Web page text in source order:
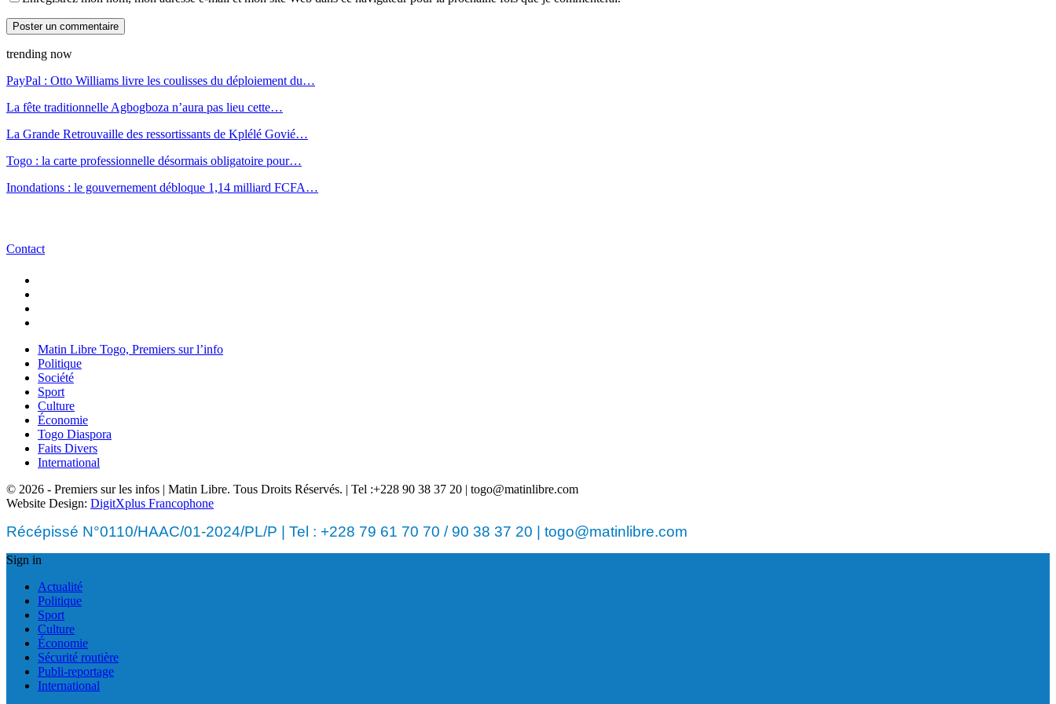
trending now
PayPal : Otto Williams livre les coulisses du déploiement du…
La fête traditionnelle Agbogboza n’aura pas lieu cette…
La Grande Retrouvaille des ressortissants de Kplélé Govié…
Togo : la carte professionnelle désormais obligatoire pour…
Inondations : le gouvernement débloque 1,14 milliard FCFA…
Contact
Matin Libre Togo, Premiers sur l’info
Politique
Société
Sport
Culture
Économie
Togo Diaspora
Faits Divers
International
© 2026 - Premiers sur les infos | Matin Libre. Tous Droits Réservés. | Tel :+228 90 38 37 20 | togo@matinlibre.com
Website Design: DigitXplus Francophone
Récépissé N°0110/HAAC/01-2024/PL/P | Tel : +228 79 61 70 70 / 90 38 37 20 | togo@matinlibre.com
Sign in
Actualité
Politique
Sport
Culture
Économie
Sécurité routière
Publi-reportage
International